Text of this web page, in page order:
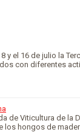
y el 16 de julio la
con diferentes
de Viticultura de la
hongos de